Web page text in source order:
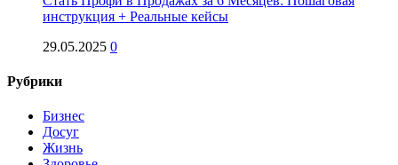
инструкция + Реальные кейсы
29.05.2025 0
Рубрики
Бизнес
Досуг
Жизнь